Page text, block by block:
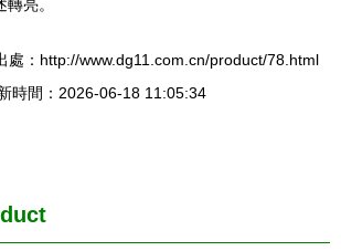
亮。
處：http://www.dg11.com.cn/product/78.html
時間：2026-06-18 11:05:34